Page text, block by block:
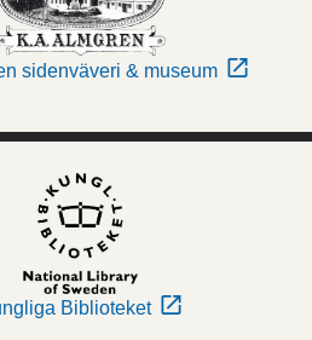
sidenväveri & museum
Biblioteket